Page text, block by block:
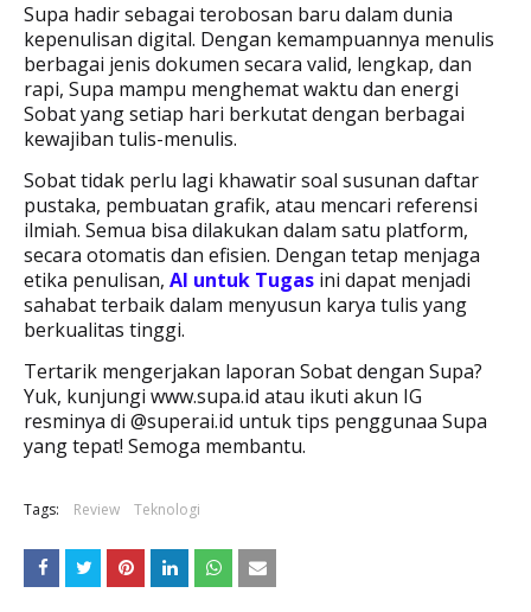
Supa hadir sebagai terobosan baru dalam dunia
kepenulisan digital. Dengan kemampuannya menulis
berbagai jenis dokumen secara valid, lengkap, dan
rapi, Supa mampu menghemat waktu dan energi
Sobat yang setiap hari berkutat dengan berbagai
kewajiban tulis-menulis.
Sobat tidak perlu lagi khawatir soal susunan daftar
pustaka, pembuatan grafik, atau mencari referensi
ilmiah. Semua bisa dilakukan dalam satu platform,
secara otomatis dan efisien. Dengan tetap menjaga
etika penulisan, AI untuk Tugas ini dapat menjadi
sahabat terbaik dalam menyusun karya tulis yang
berkualitas tinggi.
Tertarik mengerjakan laporan Sobat dengan Supa?
Yuk, kunjungi www.supa.id atau ikuti akun IG
resminya di @superai.id untuk tips penggunaa Supa
yang tepat! Semoga membantu.
Tags: Review Teknologi